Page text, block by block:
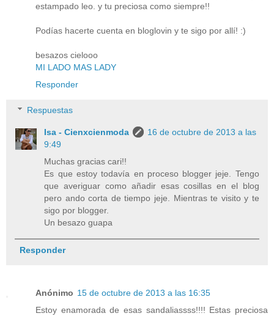
estampado leo. y tu preciosa como siempre!!
Podías hacerte cuenta en bloglovin y te sigo por allí! :)
besazos cielooo
MI LADO MAS LADY
Responder
Respuestas
Isa - Cienxcienmoda
16 de octubre de 2013 a las
9:49
Muchas gracias cari!!
Es que estoy todavía en proceso blogger jeje. Tengo
que averiguar como añadir esas cosillas en el blog
pero ando corta de tiempo jeje. Mientras te visito y te
sigo por blogger.
Un besazo guapa
Responder
Anónimo 15 de octubre de 2013 a las 16:35
Estoy enamorada de esas sandaliassss!!!! Estas preciosa